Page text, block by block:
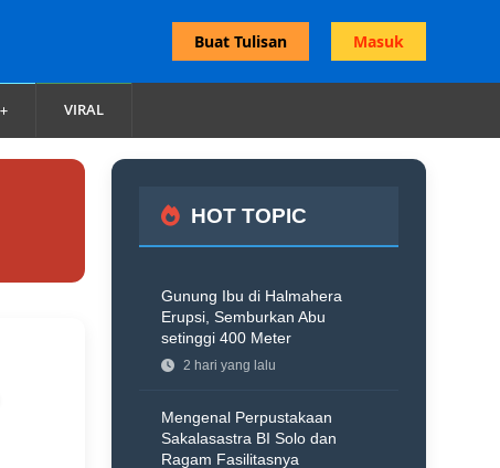
Masuk
Buat Tulisan
VIRAL
HOT TOPIC
Gunung Ibu di Halmahera
Erupsi, Semburkan Abu
setinggi 400 Meter
2 hari yang lalu
Mengenal Perpustakaan
Sakalasastra BI Solo dan
Ragam Fasilitasnya